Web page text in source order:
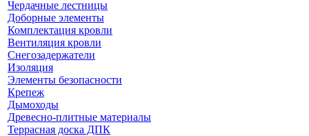
Чердачные лестницы
Доборные элементы
Комплектация кровли
Вентиляция кровли
Снегозадержатели
Изоляция
Элементы безопасности
Крепеж
Дымоходы
Древесно-плитные материалы
Террасная доска ДПК